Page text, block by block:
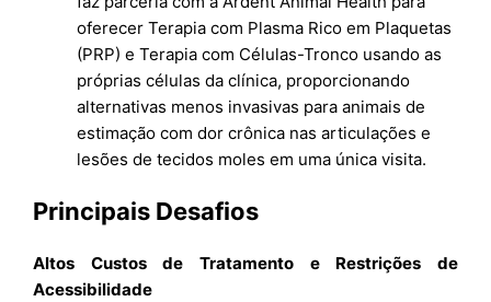
oferecer Terapia com Plasma Rico em Plaquetas
(PRP) e Terapia com Células-Tronco usando as
próprias células da clínica, proporcionando
alternativas menos invasivas para animais de
estimação com dor crônica nas articulações e
lesões de tecidos moles em uma única visita.​
Principais Desafios
Altos Custos de Tratamento e Restrições de
Acessibilidade